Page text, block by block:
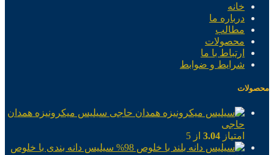
خانه
درباره ما
مطالب
محصولات
ارتباط با ما
شرایط و ضوابط
محصولات
سیلیس میکرونیزه همدان
حاجی
امتیاز 3.04 از 5
سیلیس دانه بندی با خلوص